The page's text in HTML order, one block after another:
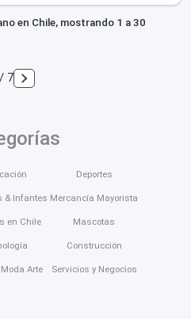
en Chile, mostrando 1 a 30
7
& Infantes
en Chile
Arte
Deportes
Mercancía Mayorista
Mascotas
Construcción
Servicios y Negocios